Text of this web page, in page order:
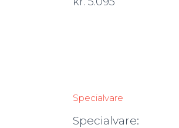
Specialvare
Specialvare: